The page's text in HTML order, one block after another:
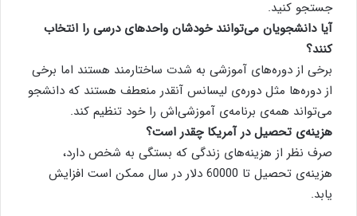
جستجو کنید.
آیا دانشجویان می‌توانند خودشان واحدهای درسی را انتخاب
کنند؟
برخی از دوره‌های آموزشی به شدت ساختارمند هستند اما برخی
از دوره‌ها مثل دوره‌ی لیسانس آنقدر منعطف هستند که دانشجو
می‌تواند همه‌ی برنامه‌ی آموزشی‌اش را خود تنظيم كند.
هزینه‌ی تحصیل در آمریکا چقدر است؟
صرف نظر از هزینه‌های زندگی که بستگی به شخص دارد،
هزینه‌ی تحصیل تا 60000 دلار در سال ممکن است افزایش
یابد.